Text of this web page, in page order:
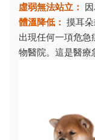
虛弱無法站立：
體溫降低： 摸耳朵
出現任何一項危
物醫院。這是醫療